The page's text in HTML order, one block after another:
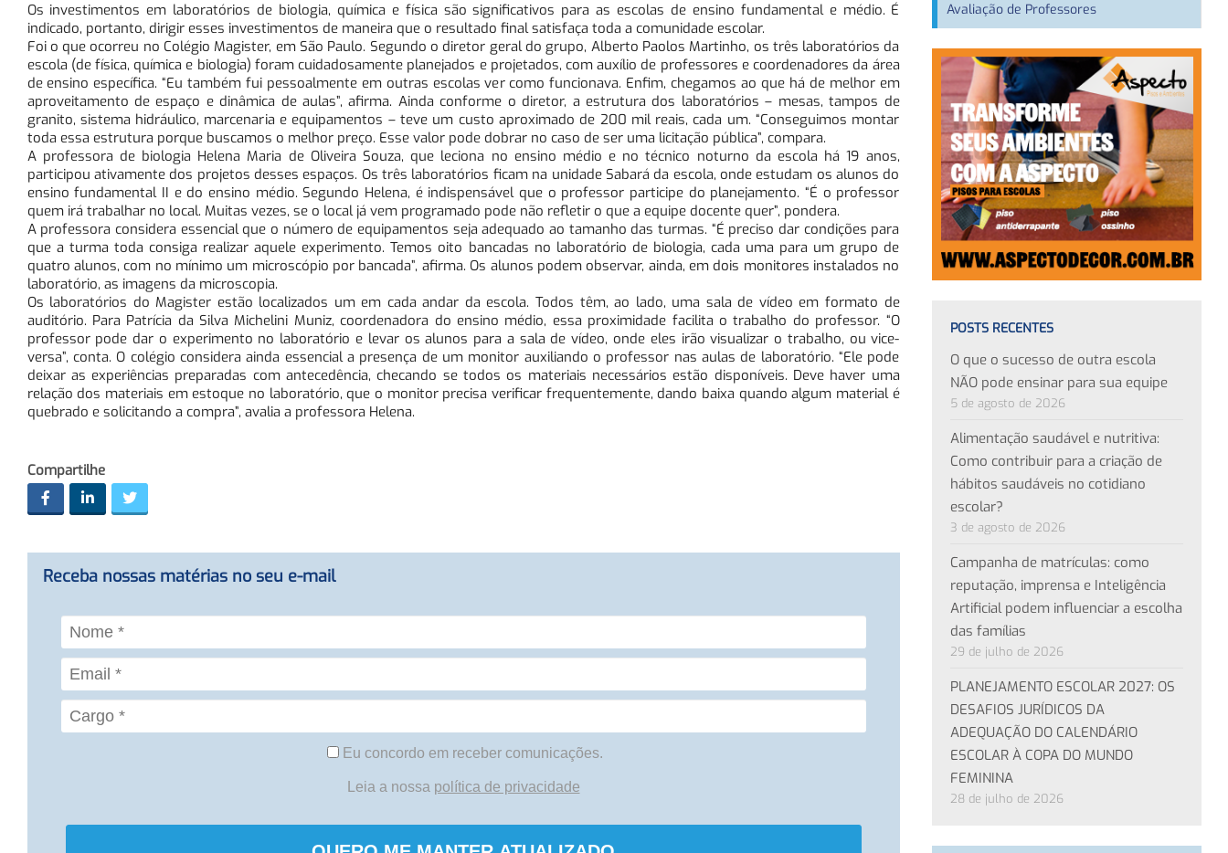
Os investimentos em laboratórios de biologia, química e física são significativos para as escolas de ensino fundamental e médio. É
indicado, portanto, dirigir esses investimentos de maneira que o resultado final satisfaça toda a comunidade escolar.
Foi o que ocorreu no Colégio Magister, em São Paulo. Segundo o diretor geral do grupo, Alberto Paolos Martinho, os três laboratórios da
escola (de física, química e biologia) foram cuidadosamente planejados e projetados, com auxílio de professores e coordenadores da área
de ensino específica. “Eu também fui pessoalmente em outras escolas ver como funcionava. Enfim, chegamos ao que há de melhor em
aproveitamento de espaço e dinâmica de aulas”, afirma. Ainda conforme o diretor, a estrutura dos laboratórios – mesas, tampos de
granito, sistema hidráulico, marcenaria e equipamentos – teve um custo aproximado de 200 mil reais, cada um. “Conseguimos montar
toda essa estrutura porque buscamos o melhor preço. Esse valor pode dobrar no caso de ser uma licitação pública”, compara.
A professora de biologia Helena Maria de Oliveira Souza, que leciona no ensino médio e no técnico noturno da escola há 19 anos,
participou ativamente dos projetos desses espaços. Os três laboratórios ficam na unidade Sabará da escola, onde estudam os alunos do
ensino fundamental II e do ensino médio. Segundo Helena, é indispensável que o professor participe do planejamento. “É o professor
quem irá trabalhar no local. Muitas vezes, se o local já vem programado pode não refletir o que a equipe docente quer”, pondera.
A professora considera essencial que o número de equipamentos seja adequado ao tamanho das turmas. “É preciso dar condições para
que a turma toda consiga realizar aquele experimento. Temos oito bancadas no laboratório de biologia, cada uma para um grupo de
quatro alunos, com no mínimo um microscópio por bancada”, afirma. Os alunos podem observar, ainda, em dois monitores instalados no
laboratório, as imagens da microscopia.
Os laboratórios do Magister estão localizados um em cada andar da escola. Todos têm, ao lado, uma sala de vídeo em formato de
auditório. Para Patrícia da Silva Michelini Muniz, coordenadora do ensino médio, essa proximidade facilita o trabalho do professor. “O
professor pode dar o experimento no laboratório e levar os alunos para a sala de vídeo, onde eles irão visualizar o trabalho, ou vice-
versa”, conta. O colégio considera ainda essencial a presença de um monitor auxiliando o professor nas aulas de laboratório. “Ele pode
deixar as experiências preparadas com antecedência, checando se todos os materiais necessários estão disponíveis. Deve haver uma
relação dos materiais em estoque no laboratório, que o monitor precisa verificar frequentemente, dando baixa quando algum material é
quebrado e solicitando a compra”, avalia a professora Helena.
Compartilhe
Receba nossas matérias no seu e-mail
Eu concordo em receber comunicações.
Leia a nossa política de privacidade
Avaliação de Professores
POSTS RECENTES
O que o sucesso de outra escola
NÃO pode ensinar para sua equipe
5 de agosto de 2026
Alimentação saudável e nutritiva:
Como contribuir para a criação de
hábitos saudáveis no cotidiano
escolar?
3 de agosto de 2026
Campanha de matrículas: como
reputação, imprensa e Inteligência
Artificial podem influenciar a escolha
das famílias
29 de julho de 2026
PLANEJAMENTO ESCOLAR 2027: OS
DESAFIOS JURÍDICOS DA
ADEQUAÇÃO DO CALENDÁRIO
ESCOLAR À COPA DO MUNDO
FEMININA
28 de julho de 2026